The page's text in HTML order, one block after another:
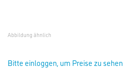
Abbildung ähnlich
Bitte einloggen, um Preise zu sehen